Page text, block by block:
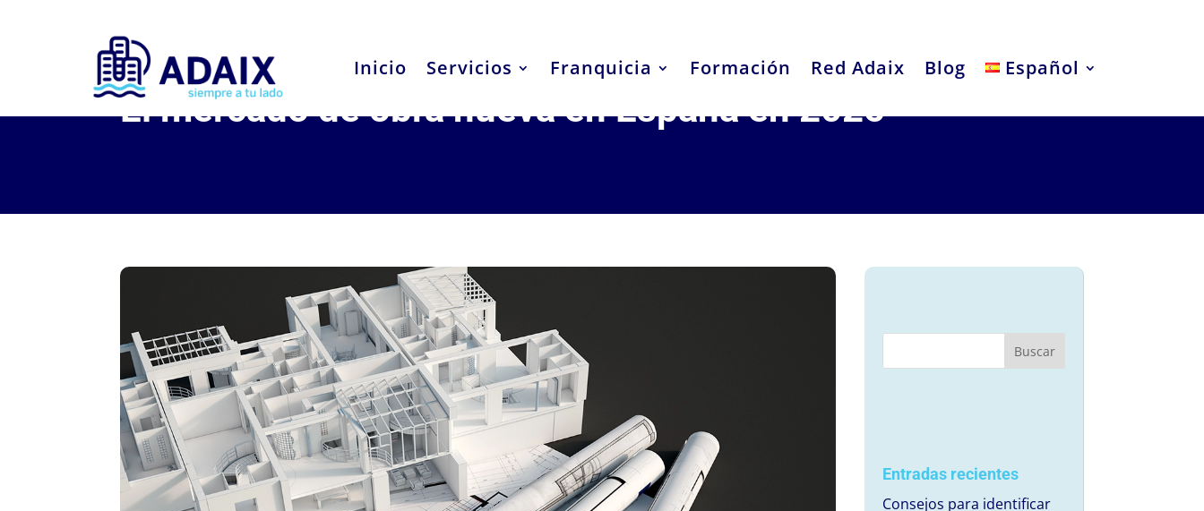
Inicio Servicios Franquicia Formación Red Adaix Blog Español
El mercado de obra nueva en España en 2025
Entradas recientes
Consejos para identificar